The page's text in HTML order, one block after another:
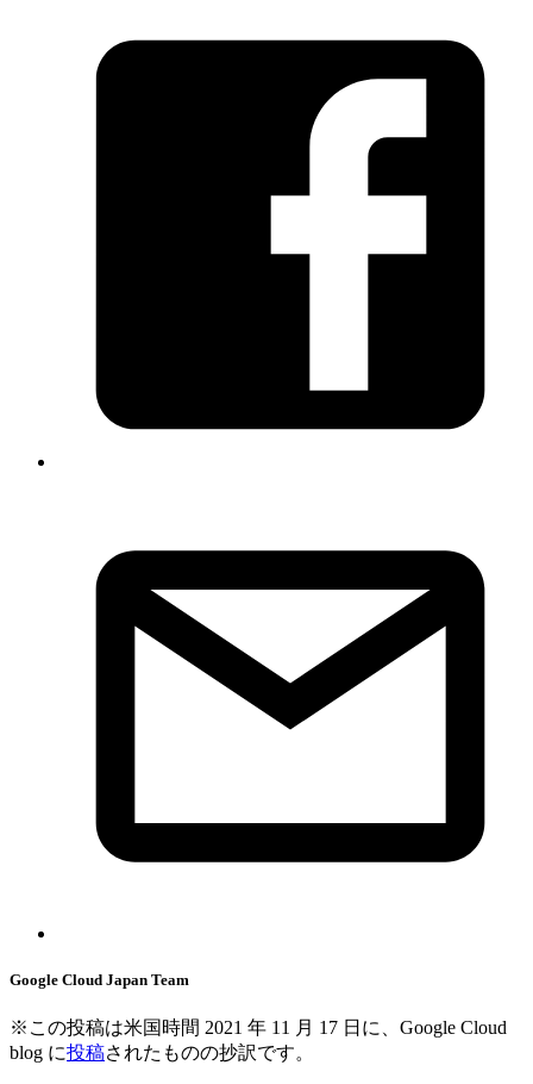
Google Cloud Japan Team
※この投稿は米国時間 2021 年 11 月 17 日に、Google Cloud
blog に投稿されたものの抄訳です。